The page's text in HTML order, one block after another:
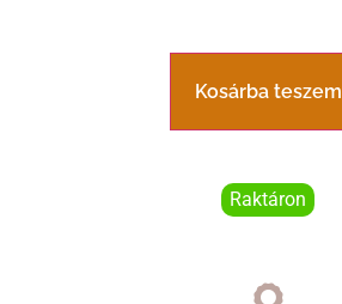
Kosárba teszem
Raktáron